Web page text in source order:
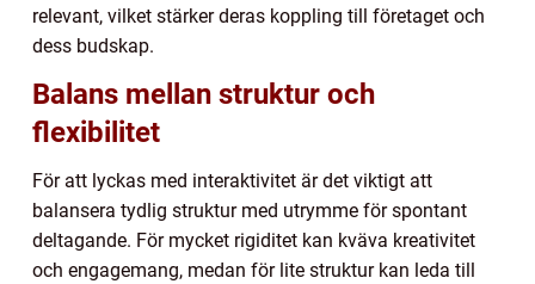
relevant, vilket stärker deras koppling till företaget och
dess budskap.
Balans mellan struktur och
flexibilitet
För att lyckas med interaktivitet är det viktigt att
balansera tydlig struktur med utrymme för spontant
deltagande. För mycket rigiditet kan kväva kreativitet
och engagemang, medan för lite struktur kan leda till